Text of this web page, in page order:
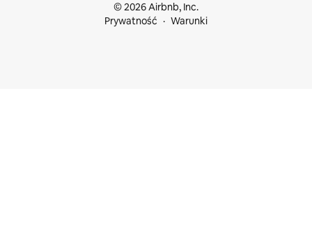
© 2026 Airbnb, Inc.
Prywatność
Warunki